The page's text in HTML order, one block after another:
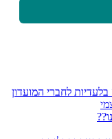
לחברי המועדון